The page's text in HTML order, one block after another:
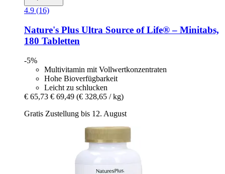
4.9 (16)
Nature's Plus Ultra Source of Life® – Minitabs,
180 Tabletten
-5%
Multivitamin mit Vollwertkonzentraten
Hohe Bioverfügbarkeit
Leicht zu schlucken
€ 65,73 € 69,49 (€ 328,65 / kg)
Gratis Zustellung bis 12. August